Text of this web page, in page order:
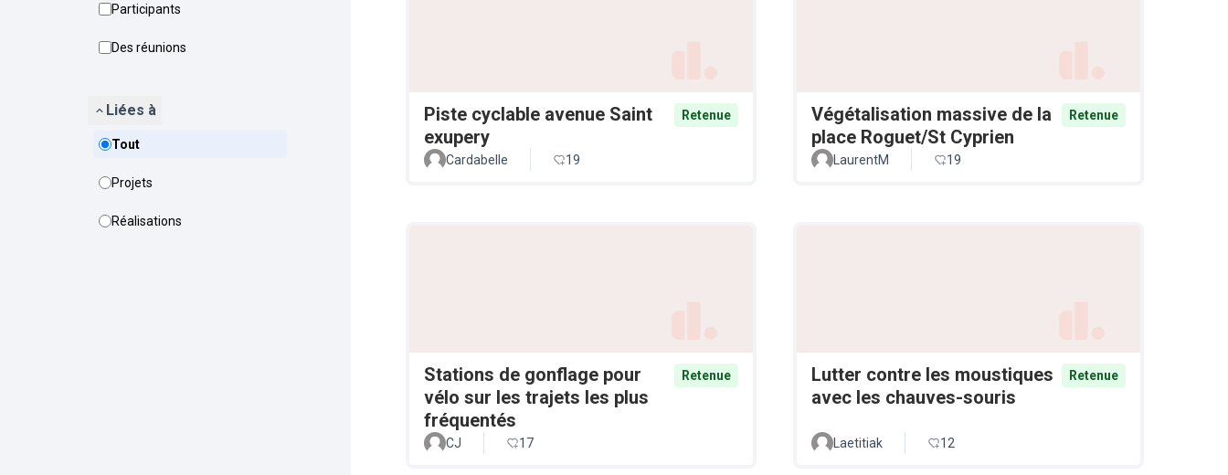
Participants
Des réunions
Liées à
Tout
Projets
Réalisations
Piste cyclable avenue Saint
exupery
Retenue
Cardabelle 19
Végétalisation massive de la
place Roguet/St Cyprien
Retenue
LaurentM 19
Stations de gonflage pour
vélo sur les trajets les plus
fréquentés
Retenue
CJ 17
Lutter contre les moustiques
avec les chauves-souris
Retenue
Laetitiak 12